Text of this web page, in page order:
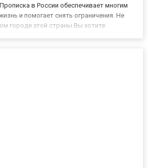
в России обеспечивает многим
и помогает снять ограничения. Не
городе этой страны Вы хотите